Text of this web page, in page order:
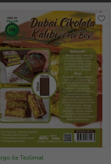
ile Teslimat